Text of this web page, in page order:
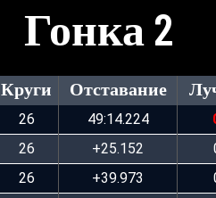
Гонка 2
Круги Отставание
26 49:14.224
26 +25.152
26 +39.973